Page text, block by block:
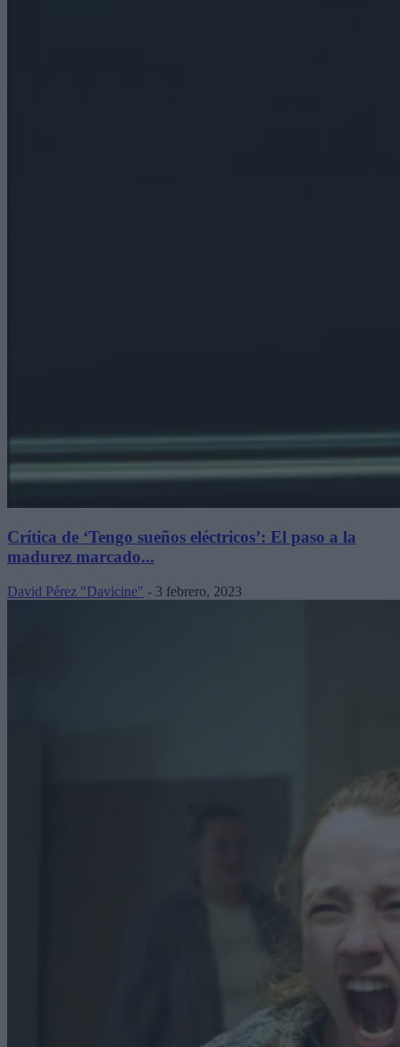
Crítica de ‘Tengo sueños eléctricos’: El paso a la
madurez marcado...
David Pérez "Davicine" - 3 febrero, 2023